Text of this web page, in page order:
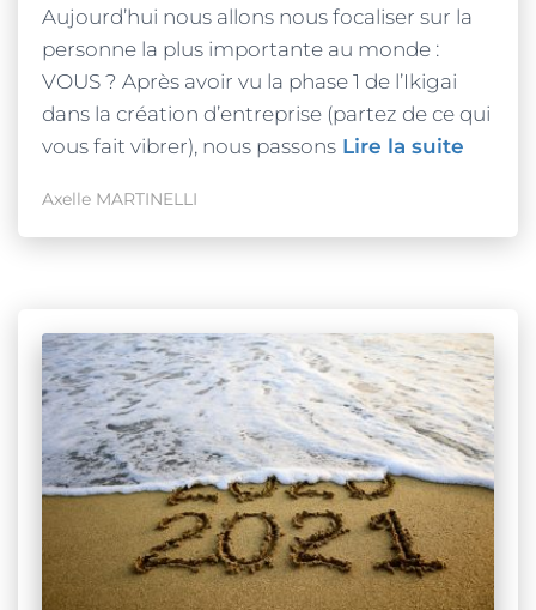
Aujourd’hui nous allons nous focaliser sur la
personne la plus importante au monde :
VOUS ? Après avoir vu la phase 1 de l’Ikigai
dans la création d’entreprise (partez de ce qui
vous fait vibrer), nous passons Lire la suite
Axelle MARTINELLI